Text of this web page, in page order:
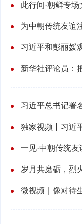
此行间·朝鲜专
为中朝传统友谊
习近平和彭丽媛
新华社评论员：
习近平总书记署
独家视频丨习近
一见·中朝传统
岁月共磨砺，烈
微视频｜像对待